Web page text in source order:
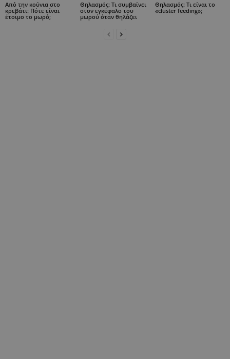
Από την κούνια στο
κρεβάτι: Πότε είναι
έτοιμο το μωρό;
Θηλασμός: Τι συμβαίνει
στον εγκέφαλο του
μωρού όταν θηλάζει
Θηλασμός: Τι είναι το
«cluster feeding»;